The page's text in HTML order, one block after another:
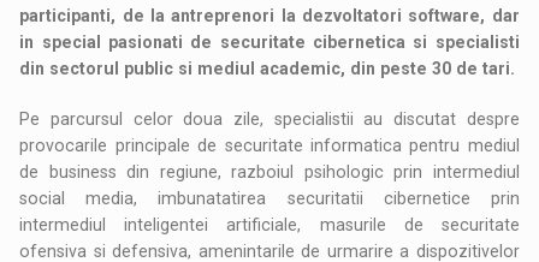
participanti, de la antreprenori la dezvoltatori software, dar
in special pasionati de securitate cibernetica si specialisti
din sectorul public si mediul academic, din peste 30 de tari.
Pe parcursul celor doua zile, specialistii au discutat despre
provocarile principale de securitate informatica pentru mediul
de business din regiune, razboiul psihologic prin intermediul
social media, imbunatatirea securitatii cibernetice prin
intermediul inteligentei artificiale, masurile de securitate
ofensiva si defensiva, amenintarile de urmarire a dispozitivelor